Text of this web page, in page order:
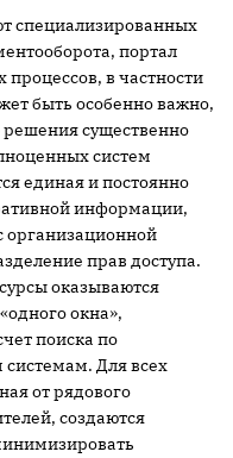
специализированных
портал
процессов, в частности
быть особенно важно,
решения существенно
систем
единая и постоянно
информации,
организационной
прав доступа.
оказываются
окна»,
поиска по
Для всех
от рядового
создаются